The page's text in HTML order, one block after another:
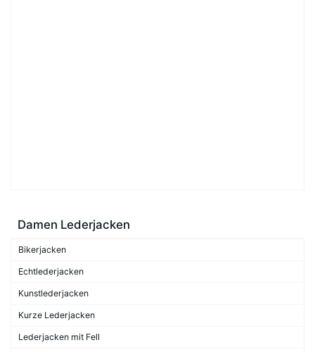
Damen Lederjacken
Bikerjacken
Echtlederjacken
Kunstlederjacken
Kurze Lederjacken
Lederjacken mit Fell